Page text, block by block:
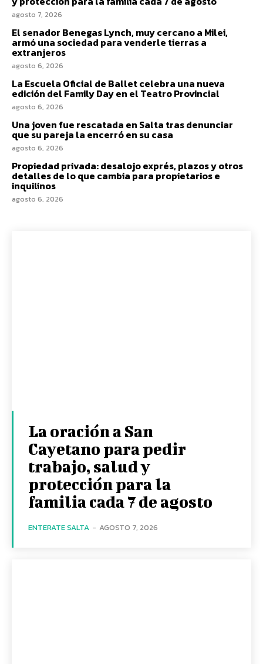
agosto 7, 2026
El senador Benegas Lynch, muy cercano a Milei,
armó una sociedad para venderle tierras a
extranjeros
agosto 6, 2026
La Escuela Oficial de Ballet celebra una nueva
edición del Family Day en el Teatro Provincial
agosto 6, 2026
Una joven fue rescatada en Salta tras denunciar
que su pareja la encerró en su casa
agosto 6, 2026
Propiedad privada: desalojo exprés, plazos y otros
detalles de lo que cambia para propietarios e
inquilinos
agosto 6, 2026
La oración a San
Cayetano para pedir
trabajo, salud y
protección para la
familia cada 7 de agosto
ENTERATE SALTA - AGOSTO 7, 2026